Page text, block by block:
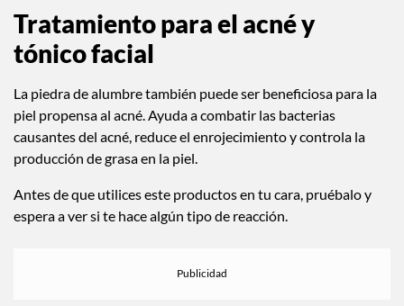
Tratamiento para el acné y
tónico facial
La piedra de alumbre también puede ser beneficiosa para la
piel propensa al acné. Ayuda a combatir las bacterias
causantes del acné, reduce el enrojecimiento y controla la
producción de grasa en la piel.
Antes de que utilices este productos en tu cara, pruébalo y
espera a ver si te hace algún tipo de reacción.